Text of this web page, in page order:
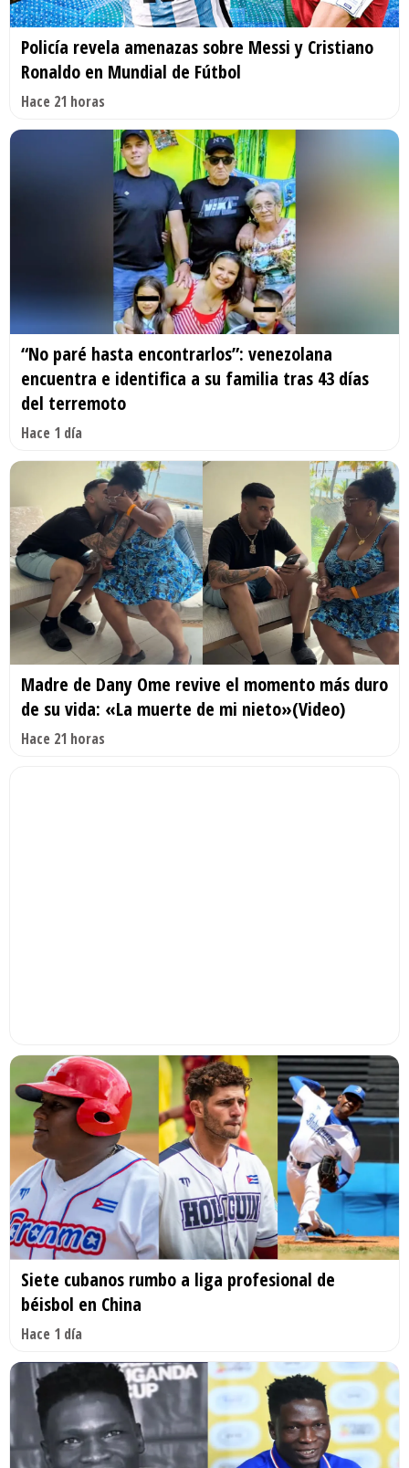
Policía revela amenazas sobre Messi y Cristiano
Ronaldo en Mundial de Fútbol
Hace 21 horas
“No paré hasta encontrarlos”: venezolana
encuentra e identifica a su familia tras 43 días
del terremoto
Hace 1 día
Madre de Dany Ome revive el momento más duro
de su vida: «La muerte de mi nieto»(Video)
Hace 21 horas
Siete cubanos rumbo a liga profesional de
béisbol en China
Hace 1 día